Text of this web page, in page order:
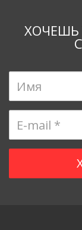
ХОЧЕШЬ